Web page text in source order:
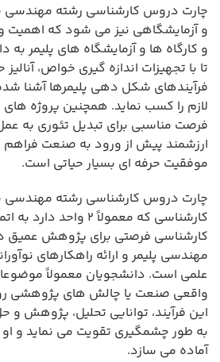
چارت دروس کارشناسی رشته مهندسی
و آزمایشگاهی نیز می شود که اهمیت
و کارگاه ها و آزمایشگاه های پلیمر
تا با تجهیزات اندازه گیری خواص، آنالیز
فرآیندهای شکل دهی پلیمرها آشنا
لازم را کسب نماید. همچنین پروژه
فرصت مناسبی برای تبدیل تئوری به
ارزشمند پیش از ورود به صنعت فراهم
موفقیت حرفه ای بسیار حیاتی است.
چارت دروس کارشناسی رشته مهندسی
کارشناسی که معمولاً ۲
کارشناسی فرصتی برای پژوهش عمیق
مهندسی پلیمر و ارائه راهکارهای
علمی است. دانشجویان معمولاً
واقعی صنعت یا چالش های پژوهشی
این فرآیند، توانایی تحلیل، پژوهش و
به طور چشمگیری تقویت می نماید و او
آماده می سازد.